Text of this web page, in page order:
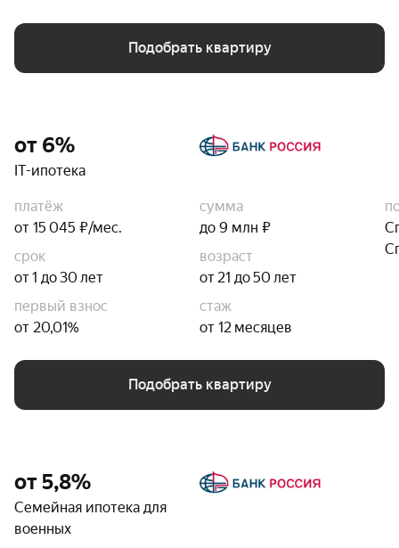
Подобрать квартиру
от 6%
IT-ипотека
платёж
от 15 045 ₽/мес.
сумма
до 9 млн ₽
срок
от 1 до 30 лет
возраст
от 21 до 50 лет
первый взнос
от 20,01%
стаж
от 12 месяцев
Подобрать квартиру
от 5,8%
Семейная ипотека для
военных